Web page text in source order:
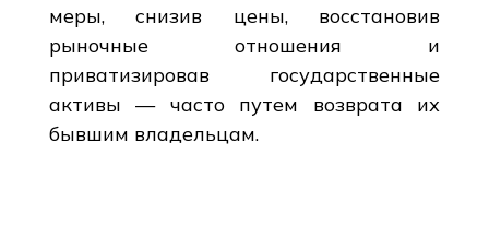
меры, снизив цены, восстановив
рыночные отношения и
приватизировав государственные
активы — часто путем возврата их
бывшим владельцам.